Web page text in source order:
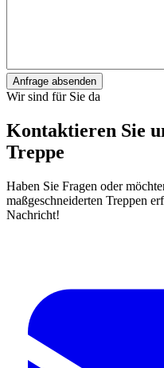
Anfrage absenden
Wir sind für Sie da
Kontaktieren Sie
Treppe
Haben Sie Fragen oder
maßgeschneiderten Treppen
Nachricht!